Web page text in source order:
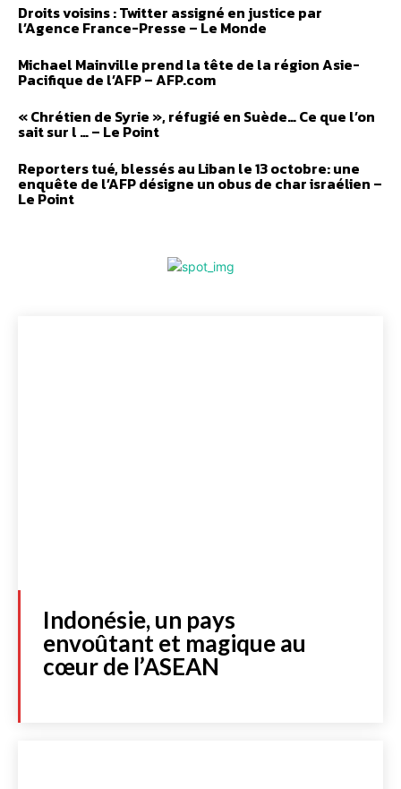
Droits voisins : Twitter assigné en justice par
l’Agence France-Presse – Le Monde
Michael Mainville prend la tête de la région Asie-
Pacifique de l’AFP – AFP.com
« Chrétien de Syrie », réfugié en Suède… Ce que l’on
sait sur l … – Le Point
Reporters tué, blessés au Liban le 13 octobre: une
enquête de l’AFP désigne un obus de char israélien –
Le Point
Indonésie, un pays
envoûtant et magique au
cœur de l’ASEAN